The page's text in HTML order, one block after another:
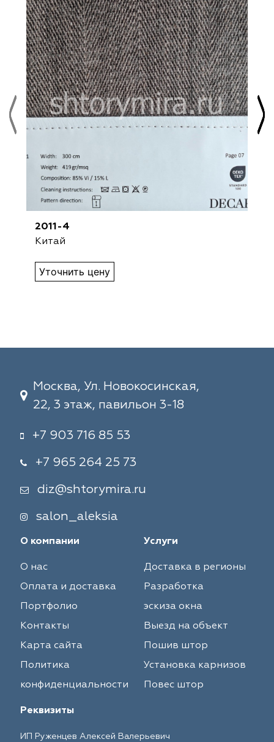
2011-4
Китай
Уточнить цену
Москва, Ул. Новокосинская,
22, 3 этаж, павильон 3-18
+7 903 716 85 53
+7 965 264 25 73
diz@shtorymira.ru
salon_aleksia
О компании
О нас
Оплата и доставка
Портфолио
Контакты
Карта сайта
Политика
конфиденциальности
Услуги
Доставка в регионы
Разработка
эскиза окна
Выезд на объект
Пошив штор
Установка карнизов
Повес штор
Реквизиты
ИП Руженцев Алексей Валерьевич